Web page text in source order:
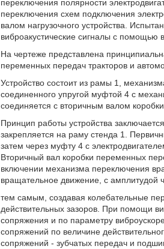
переключения полярности
переключения схем подключения
валом нагрузочного устройства.
виброакустические сигналы с помощью
На чертеже представлена
переменных передач тракторов и
Устройство состоит из рамы 1,
соединенного упругой муфтой 4 с
соединяется с вторичным валом
Принцип работы устройства
закрепляется на раму стенда 1.
затем через муфту 4 с
Вторичный вал коробки переменных
включении механизма переключения
вращательное движение, с амплитудой
тем самым, создавая колебательные
действительных зазоров. При помощи
сопряжения и по параметру
сопряжений по величине
сопряжений - зубчатых передач и